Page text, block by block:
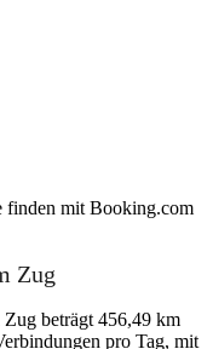
finden mit Booking.com
Zug
beträgt 456,49 km
pro Tag, mit